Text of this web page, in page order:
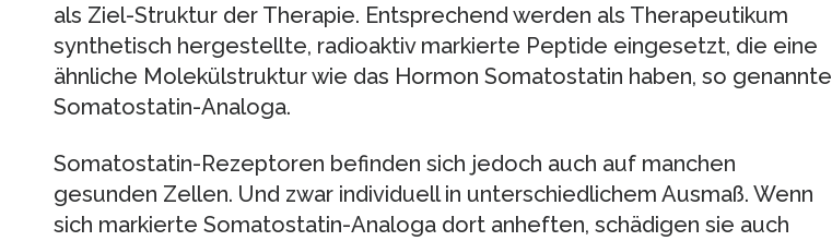
als Ziel-Struktur der Therapie. Entsprechend werden als Therapeutikum
synthetisch hergestellte, radioaktiv markierte Peptide eingesetzt, die eine
ähnliche Molekülstruktur wie das Hormon Somatostatin haben, so genannte
Somatostatin-Analoga.
Somatostatin-Rezeptoren befinden sich jedoch auch auf manchen
gesunden Zellen. Und zwar individuell in unterschiedlichem Ausmaß. Wenn
sich markierte Somatostatin-Analoga dort anheften, schädigen sie auch